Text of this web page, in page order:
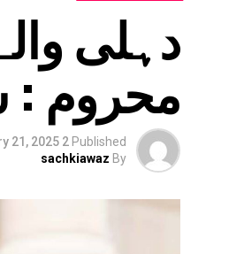
دہلی
محروم :
Published
2 years ago
21, 2025
By
sachkiawaz